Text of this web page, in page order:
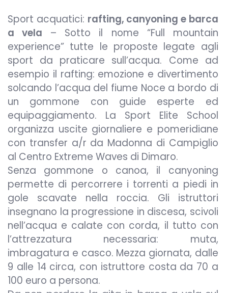
Sport acquatici: rafting, canyoning e barca
a vela – Sotto il nome “Full mountain
experience” tutte le proposte legate agli
sport da praticare sull’acqua. Come ad
esempio il rafting: emozione e divertimento
solcando l’acqua del fiume Noce a bordo di
un gommone con guide esperte ed
equipaggiamento. La Sport Elite School
organizza uscite giornaliere e pomeridiane
con transfer a/r da Madonna di Campiglio
al Centro Extreme Waves di Dimaro.
Senza gommone o canoa, il canyoning
permette di percorrere i torrenti a piedi in
gole scavate nella roccia. Gli istruttori
insegnano la progressione in discesa, scivoli
nell’acqua e calate con corda, il tutto con
l’attrezzatura necessaria: muta,
imbragatura e casco. Mezza giornata, dalle
9 alle 14 circa, con istruttore costa da 70 a
100 euro a persona.